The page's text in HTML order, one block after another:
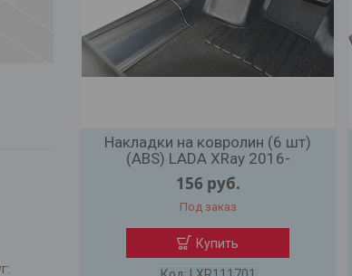
Накладки на ковролин (6 шт)
(ABS) LADA XRay 2016-
156 руб.
Под заказ
Купить